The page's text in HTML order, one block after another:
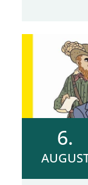
6.